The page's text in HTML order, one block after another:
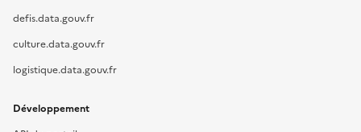
defis.data.gouv.fr
culture.data.gouv.fr
logistique.data.gouv.fr
Développement